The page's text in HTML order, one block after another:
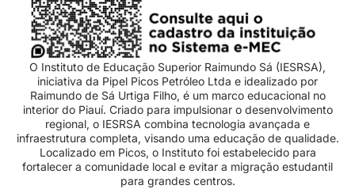
O Instituto de Educação Superior Raimundo Sá (IESRSA),
iniciativa da Pipel Picos Petróleo Ltda e idealizado por
Raimundo de Sá Urtiga Filho, é um marco educacional no
interior do Piauí. Criado para impulsionar o desenvolvimento
regional, o IESRSA combina tecnologia avançada e
infraestrutura completa, visando uma educação de qualidade.
Localizado em Picos, o Instituto foi estabelecido para
fortalecer a comunidade local e evitar a migração estudantil
para grandes centros.